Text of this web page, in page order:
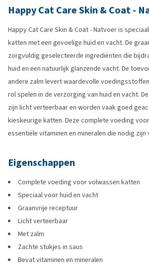
Happy Cat Care Skin & Coat -
Happy Cat Care Skin & Coat - Natvoer is
katten met een gevoelige huid en vacht. De
zorgvuldig geselecteerde ingrediënten die
huid en een natuurlijk glanzende vacht. De
andere zalm levert waardevolle
rol spelen in de verzorging van huid en vacht.
zijn licht verteerbaar en worden vaak goed
kieskeurige katten. Deze complete voeding
essentiële vitaminen en mineralen die nodig
Eigenschappen
Complete voeding voor volwassen katten
Speciaal voor huid en vacht
Graanvrije receptuur
Licht verteerbaar
Met zalm
Zachte stukjes in saus
Bevat vitaminen en mineralen